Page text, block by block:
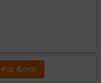
ಹೋರಾ